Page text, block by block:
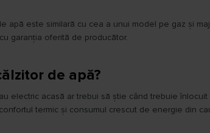
apă este similară cu cea a unui model pe gaz și
garanția oferită de producător.
de apă?
electric acasă ar trebui să știe când trebuie
termic și consumul crescut de energie din